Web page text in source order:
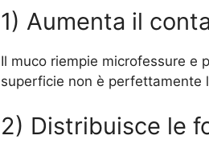
1) Aumenta il
Il muco riempie microfessure e
superficie non è perfettamente
2) Distribuisce le